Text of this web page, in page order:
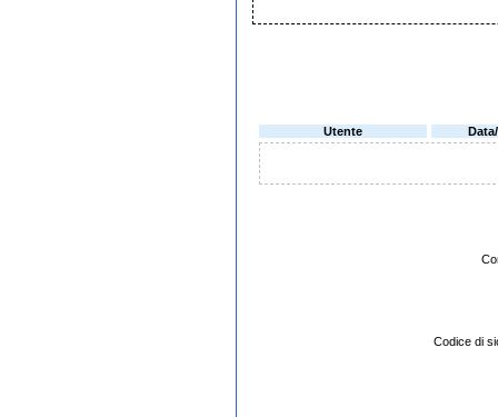
Utente
Codice di